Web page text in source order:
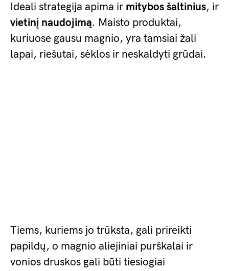
Ideali strategija apima ir mitybos šaltinius, ir
vietinį naudojimą. Maisto produktai,
kuriuose gausu magnio, yra tamsiai žali
lapai, riešutai, sėklos ir neskaldyti grūdai.
Tiems, kuriems jo trūksta, gali prireikti
papildų, o magnio aliejiniai purškalai ir
vonios druskos gali būti tiesiogiai